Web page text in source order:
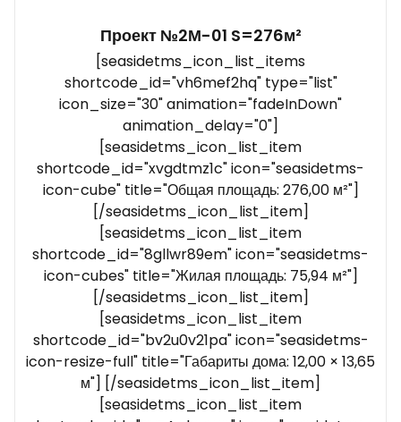
Проект №2М-01 S=276м²
[seasidetms_icon_list_items
shortcode_id="vh6mef2hq" type="list"
icon_size="30" animation="fadeInDown"
animation_delay="0"]
[seasidetms_icon_list_item
shortcode_id="xvgdtmz1c" icon="seasidetms-
icon-cube" title="Общая площадь: 276,00 м²"]
[/seasidetms_icon_list_item]
[seasidetms_icon_list_item
shortcode_id="8gllwr89em" icon="seasidetms-
icon-cubes" title="Жилая площадь: 75,94 м²"]
[/seasidetms_icon_list_item]
[seasidetms_icon_list_item
shortcode_id="bv2u0v21pa" icon="seasidetms-
icon-resize-full" title="Габариты дома: 12,00 × 13,65
м"] [/seasidetms_icon_list_item]
[seasidetms_icon_list_item